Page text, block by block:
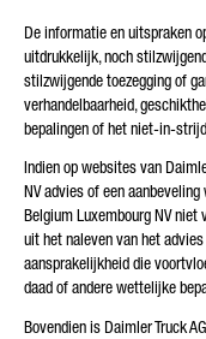
De informatie en uitspraken
uitdrukkelijk, noch
stilzwijgende toezegging of
verhandelbaarheid,
bepalingen of het niet-in-
Indien op websites van
NV advies of een
Belgium Luxembourg NV
uit het naleven van het
aansprakelijkheid die
daad of andere wettelijke
Bovendien is Daimler Truck